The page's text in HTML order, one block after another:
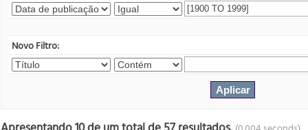
Novo Filtro: